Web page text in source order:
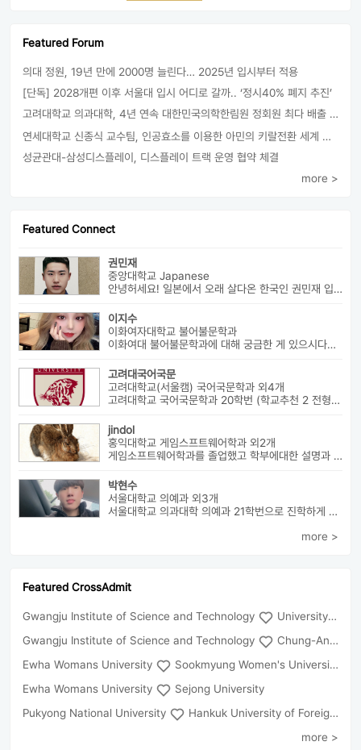
Featured Forum
의대 정원, 19년 만에 2000명 늘린다… 2025년 입시부터 적용
[단독] 2028개편 이후 서울대 입시 어디로 갈까.. ‘정시40% 폐지 추진’
고려대학교 의과대학, 4년 연속 대한민국의학한림원 정회원 최다 배출 外
연세대학교 신종식 교수팀, 인공효소를 이용한 아민의 키랄전환 세계 최초로 성공
성균관대-삼성디스플레이, 디스플레이 트랙 운영 협약 체결
more >
Featured Connect
권민재
중앙대학교 Japanese
안녕허세요! 일본에서 오래 살다온 한국인 권민재 입니다. 16년간 설고...
이지수
이화여자대학교 불어불문학과
이화여대 불어불문학과에 대해 궁금한 게 있으시다면 번호로 연락 바랍니다...
고려대국어국문
고려대학교(서울캠) 국어국문학과 외4개
고려대학교 국어국문학과 20학번 (학교추천 2 전형, 최초합) 성균관대...
jindol
홍익대학교 게임스프트웨어학과 외2개
게임소프트웨어학과를 졸업했고 학부에대한 설명과 진로에대해서 알려드릴수 ...
박현수
서울대학교 의예과 외3개
서울대학교 의과대학 의예과 21학번으로 진학하게 될 박현수라고 합니다~
more >
Featured CrossAdmit
Gwangju Institute of Science and Technology
University of Seoul
Gwangju Institute of Science and Technology
Chung-Ang University
Ewha Womans University
Sookmyung Women's University
Ewha Womans University
Sejong University
Pukyong National University
Hankuk University of Foreign Studies(Global Campus
more >